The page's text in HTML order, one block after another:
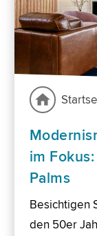
im
Palms
Besichtigen
den 50er